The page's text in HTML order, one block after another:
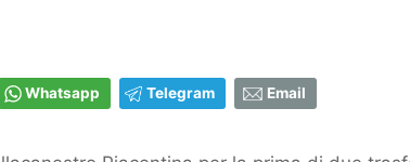
Whatsapp Telegram Email